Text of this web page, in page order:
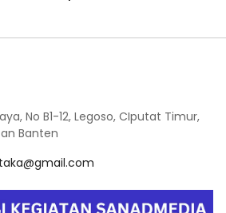
No B1-12, Legoso, CIputat Timur,
Banten